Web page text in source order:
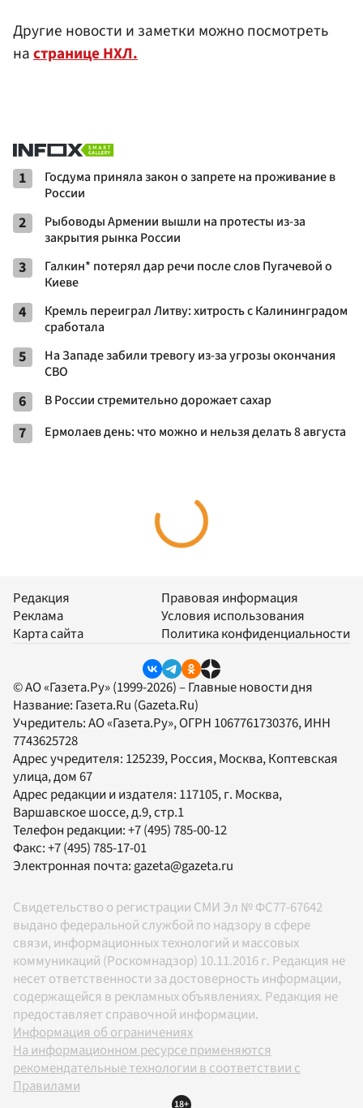
Другие новости и заметки можно посмотреть
настранице НХЛ.
1
Госдума приняла закон о запрете на проживание в
России
2
Рыбоводы Армении вышли на протесты из-за
закрытия рынка России
3
Галкин* потерял дар речи после слов Пугачевой о
Киеве
4
Кремль переиграл Литву: хитрость с Калининградом
сработала
5
На Западе забили тревогу из-за угрозы окончания
СВО
6 В России стремительно дорожает сахар
7 Ермолаев день: что можно и нельзя делать 8 августа
Редакция
Реклама
Карта сайта
Правовая информация
Условия использования
Политика конфиденциальности
© АО «Газета.Ру» (1999-2026) – Главные новости дня
Название: Газета.Ru (Gazeta.Ru)
Учредитель:АО «Газета.Ру», ОГРН 1067761730376, ИНН
7743625728
Адрес учредителя: 125239, Россия, Москва, Коптевская
улица, дом 67
Адрес редакции и издателя: 117105, г. Москва,
Варшавское шоссе, д.9, стр.1
Телефон редакции:+7 (495) 785-00-12
Факс:+7 (495) 785-17-01
Электронная почта:gazeta@gazeta.ru
Свидетельство о регистрации СМИ Эл № ФС77-67642
выдано федеральной службой по надзору в сфере
связи, информационных технологий и массовых
коммуникаций (Роскомнадзор) 10.11.2016 г. Редакция не
несет ответственности за достоверность информации,
содержащейся в рекламных объявлениях. Редакция не
предоставляет справочной информации.
Информация об ограничениях
На информационном ресурсе применяются
рекомендательные технологии в соответствии с
Правилами
18+